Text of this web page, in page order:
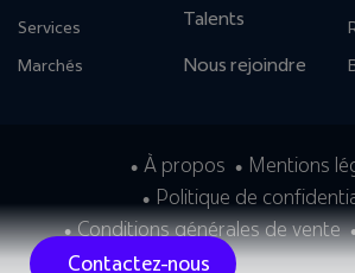
Services
Marchés
Talents
Nous rejoindre
À propos
Mentions
Politique de
Conditions générales de vente
Contactez-nous